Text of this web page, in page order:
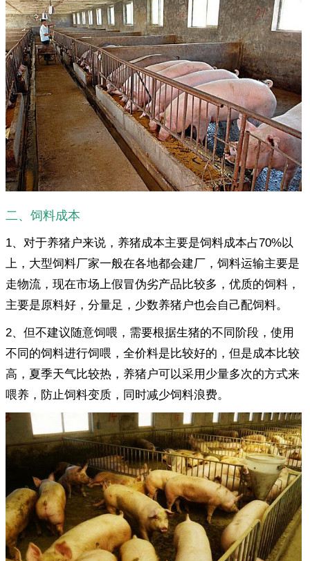
二、饲料成本
1、对于养猪户来说，养猪成本主要是饲料成本占70%以
上，大型饲料厂家一般在各地都会建厂，饲料运输主要是
走物流，现在市场上假冒伪劣产品比较多，优质的饲料，
主要是原料好，分量足，少数养猪户也会自己配饲料。
2、但不建议随意饲喂，需要根据生猪的不同阶段，使用
不同的饲料进行饲喂，全价料是比较好的，但是成本比较
高，夏季天气比较热，养猪户可以采用少量多次的方式来
喂养，防止饲料变质，同时减少饲料浪费。